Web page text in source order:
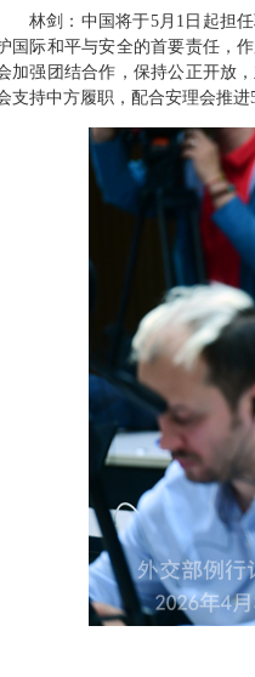
林剑：中国将于5月1日起担
国际和平与安全的首要责任，
加强团结合作，保持公正开放
支持中方履职，配合安理会推